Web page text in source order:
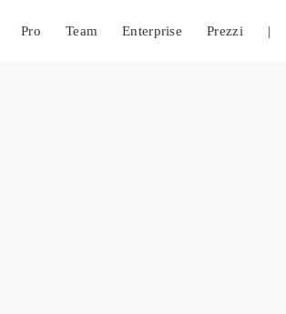
Pro Team Enterprise Prezzi |